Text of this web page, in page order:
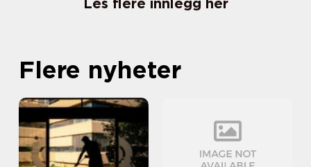
Les flere innlegg her
Flere nyheter